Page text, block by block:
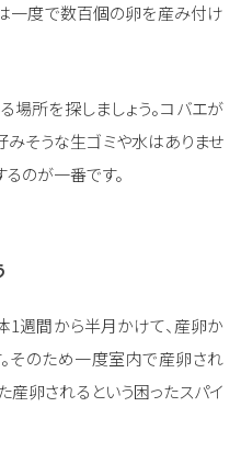
一度で数百個の卵を産み付け
場所を探しましょう。コバエが
みそうな生ゴミや水はありませ
のが一番です。
1週間から半月かけて、産卵か
そのため一度室内で産卵され
産卵されるという困ったスパイ